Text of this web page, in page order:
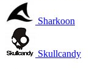
Sharkoon
Skullcandy